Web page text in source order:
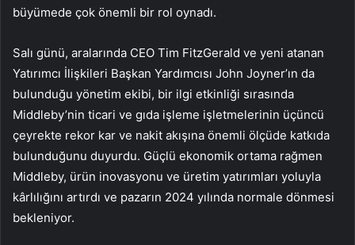
büyümede çok önemli bir rol oynadı.
Salı günü, aralarında CEO Tim FitzGerald ve yeni atanan
Yatırımcı İlişkileri Başkan Yardımcısı John Joyner’ın da
bulunduğu yönetim ekibi, bir ilgi etkinliği sırasında
Middleby’nin ticari ve gıda işleme işletmelerinin üçüncü
çeyrekte rekor kar ve nakit akışına önemli ölçüde katkıda
bulunduğunu duyurdu. Güçlü ekonomik ortama rağmen
Middleby, ürün inovasyonu ve üretim yatırımları yoluyla
kârlılığını artırdı ve pazarın 2024 yılında normale dönmesi
bekleniyor.